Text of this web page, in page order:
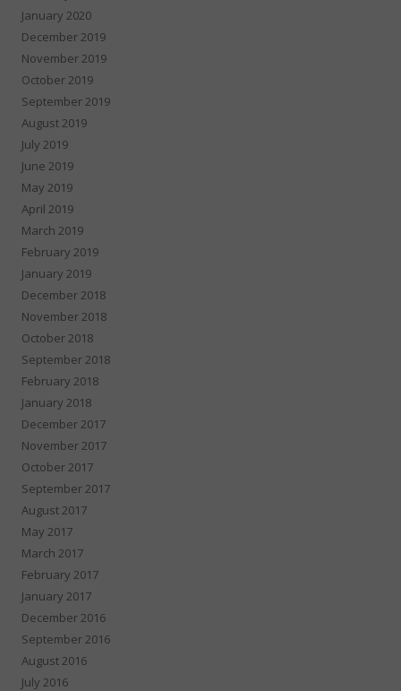
January 2020
December 2019
November 2019
October 2019
September 2019
August 2019
July 2019
June 2019
May 2019
April 2019
March 2019
February 2019
January 2019
December 2018
November 2018
October 2018
September 2018
February 2018
January 2018
December 2017
November 2017
October 2017
September 2017
August 2017
May 2017
March 2017
February 2017
January 2017
December 2016
September 2016
August 2016
July 2016